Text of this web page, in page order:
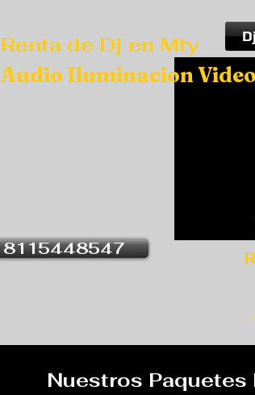
Renta de Dj en Mty
Audio Iluminacion Video
8115448547
Nuestros Paquetes